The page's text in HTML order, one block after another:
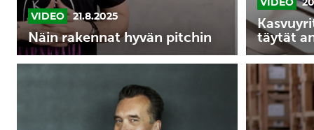
VIDEO 21.8.2025
Näin rakennat hyvän pitchin
täytät
TARINOITA
YRITTÄJISTÄ:
ollaan